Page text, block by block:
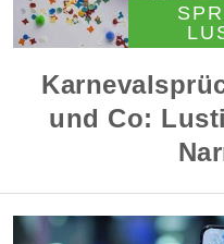
und Co: